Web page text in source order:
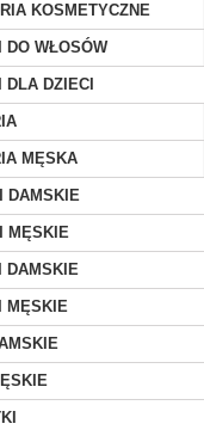
KOSMETYCZNE
DO WŁOSÓW
DLA DZIECI
MĘSKA
DAMSKIE
MĘSKIE
DAMSKIE
MĘSKIE